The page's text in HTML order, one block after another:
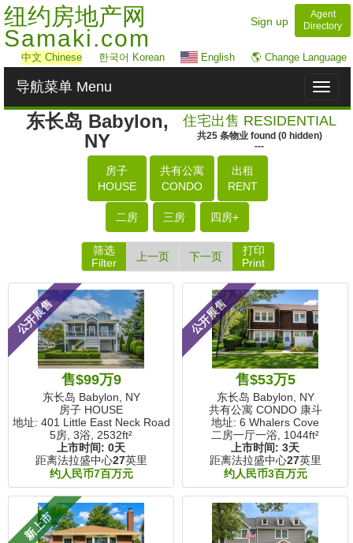
纽约房地产网
Samaki.com
Sign up
Agent
Directory
中文 Chinese 한국어 Korean English 🌎 Change Language
Toggle
导航菜单 Menu
东长岛 Babylon,
NY
住宅出售 RESIDENTIAL
共25 条物业found (0hidden)
---
房子
HOUSE
共有公寓
CONDO
出租
RENT
二房 三房 四房+
筛选
Filter
上一页 下一页
打印
Print
公开展售
售$99万9
东长岛 Babylon, NY
房子 HOUSE
地址: 401 Little East Neck Road
5房, 3浴, 2532ft²
上市时间: 0天
距离法拉盛中心27英里
约人民币7百万元
公开展售
售$53万5
东长岛 Babylon, NY
共有公寓 CONDO 康斗
地址: 6 Whalers Cove
二房一厅一浴, 1044ft²
上市时间: 3天
距离法拉盛中心27英里
约人民币3百万元
新上市